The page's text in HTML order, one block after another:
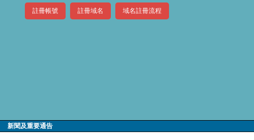
註冊帳號 註冊域名 域名註冊流程
新聞及重要通告